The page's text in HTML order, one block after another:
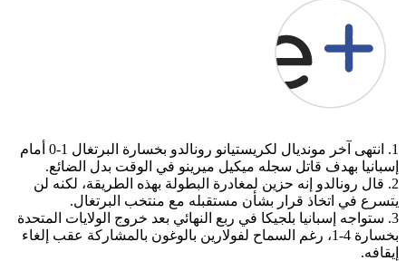
1. انتهى آخر مونديال لكريستيانو رونالدو بخسارة البرتغال 1-0 أمام
إسبانيا بهدف قاتل سجله ميكيل ميرينو في الوقت بدل الضائع.
2. قال رونالدو إنه حزين لمغادرة البطولة بهذه الطريقة، لكنه لن
يتسرع في اتخاذ قرار بشأن مستقبله مع منتخب البرتغال.
3. ستواجه إسبانيا بلجيكا في ربع النهائي بعد خروج الولايات المتحدة
بخسارة 4-1، رغم السماح لفولارين بالوغون بالمشاركة عقب إلغاء
إيقافه.